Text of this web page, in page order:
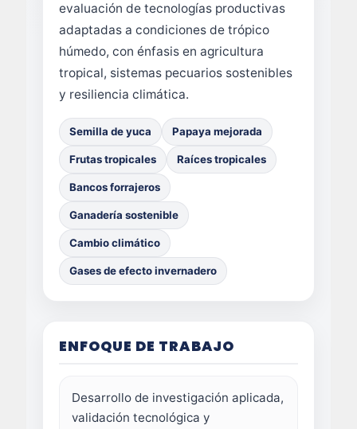
evaluación de tecnologías productivas
adaptadas a condiciones de trópico
húmedo, con énfasis en agricultura
tropical, sistemas pecuarios sostenibles
y resiliencia climática.
Semilla de yuca Papaya mejorada
Frutas tropicales Raíces tropicales
Bancos forrajeros
Ganadería sostenible
Cambio climático
Gases de efecto invernadero
ENFOQUE DE TRABAJO
Desarrollo de investigación aplicada,
validación tecnológica y